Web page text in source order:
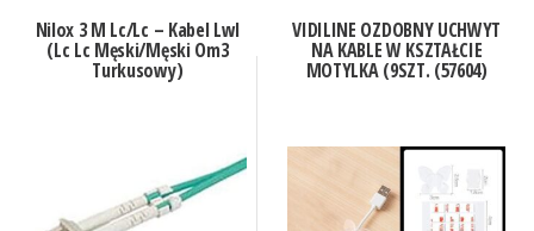
Nilox 3 M Lc/Lc – Kabel Lwl
(Lc Lc Męski/Męski Om3
Turkusowy)
VIDILINE OZDOBNY UCHWYT
NA KABLE W KSZTAŁCIE
MOTYLKA (9SZT. (57604)